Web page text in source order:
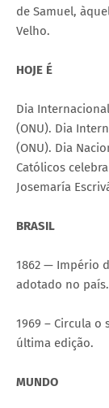
de Samuel,
Velho.
HOJE É
Dia
(ONU). Dia
(ONU). Dia
Católicos
Josemaría
BRASIL
1862 — Império
adotado no país.
1969 – Circula o
última edição.
MUNDO